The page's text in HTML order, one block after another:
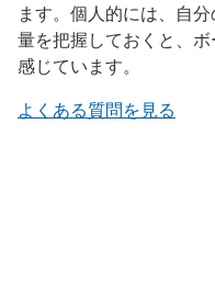
ます。個人的には、自
量を把握しておくと、
感じています。
よくある質問を見る